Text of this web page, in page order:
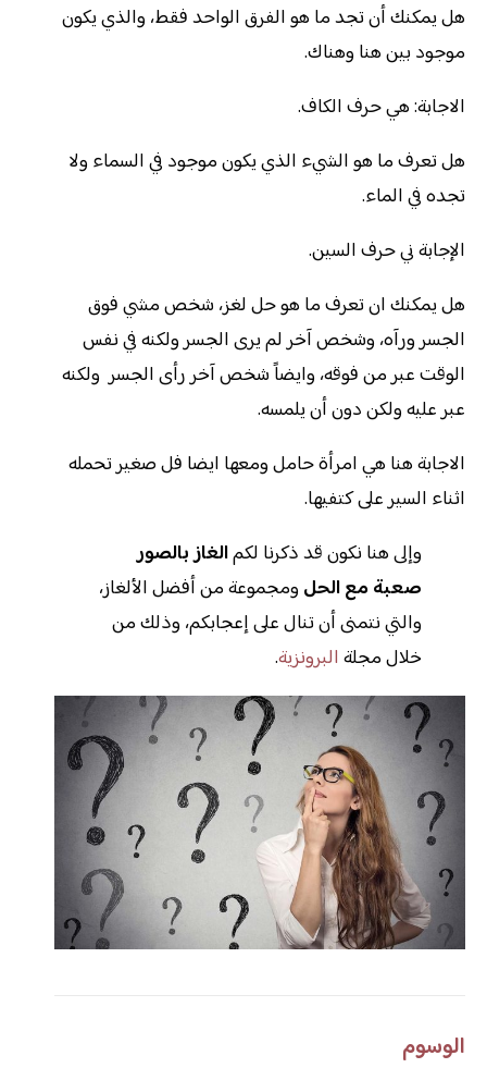
هل يمكنك أن تجد ما هو الفرق الواحد فقط، والذي يكون
موجود بين هنا وهناك.
الاجابة: هي حرف الكاف.
هل تعرف ما هو الشيء الذي يكون موجود في السماء ولا
تجده في الماء.
الإجابة ني حرف السين.
هل يمكنك ان تعرف ما هو حل لغز، شخص مشي فوق
الجسر ورآه، وشخص آخر لم يرى الجسر ولكنه في نفس
الوقت عبر من فوقه، وايضاً شخص آخر رأى الجسر ولكنه
عبر عليه ولكن دون أن يلمسه.
الاجابة هنا هي امرأة حامل ومعها ايضا فل صغير تحمله
اثناء السير على كتفيها.
وإلى هنا نكون قد ذكرنا لكمالغاز بالصور
صعبة مع الحل ومجموعة من أفضل الألغاز،
والتي نتمنى أن تنال على إعجابكم، وذلك من
خلال مجلة البرونزية.
الوسوم